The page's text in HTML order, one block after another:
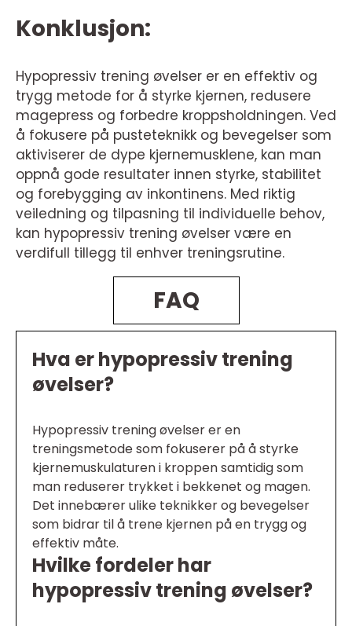
Konklusjon:
Hypopressiv trening øvelser er en effektiv og
trygg metode for å styrke kjernen, redusere
magepress og forbedre kroppsholdningen. Ved
å fokusere på pusteteknikk og bevegelser som
aktiviserer de dype kjernemusklene, kan man
oppnå gode resultater innen styrke, stabilitet
og forebygging av inkontinens. Med riktig
veiledning og tilpasning til individuelle behov,
kan hypopressiv trening øvelser være en
verdifull tillegg til enhver treningsrutine.
FAQ
Hva er hypopressiv trening
øvelser?
Hypopressiv trening øvelser er en
treningsmetode som fokuserer på å styrke
kjernemuskulaturen i kroppen samtidig som
man reduserer trykket i bekkenet og magen.
Det innebærer ulike teknikker og bevegelser
som bidrar til å trene kjernen på en trygg og
effektiv måte.
Hvilke fordeler har
hypopressiv trening øvelser?